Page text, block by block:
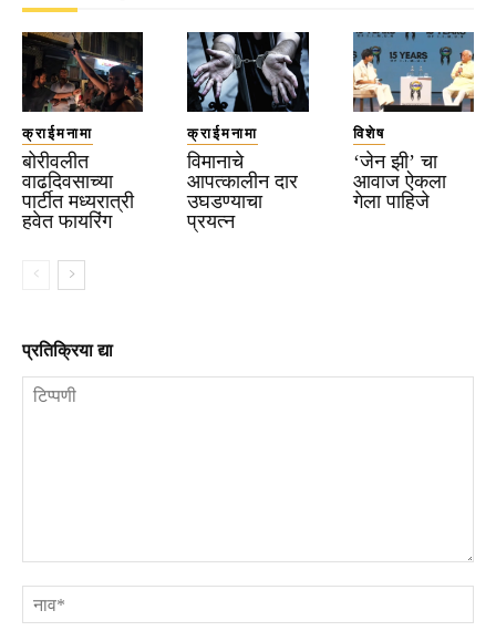
क्राईमनामा
बोरीवलीत
वाढदिवसाच्या
पार्टीत मध्यरात्री
हवेत फायरिंग
क्राईमनामा
विमानाचे
आपत्कालीन दार
उघडण्याचा
प्रयत्न
विशेष
‘जेन झी’ चा
आवाज ऐकला
गेला पाहिजे
प्रतिक्रिया द्या